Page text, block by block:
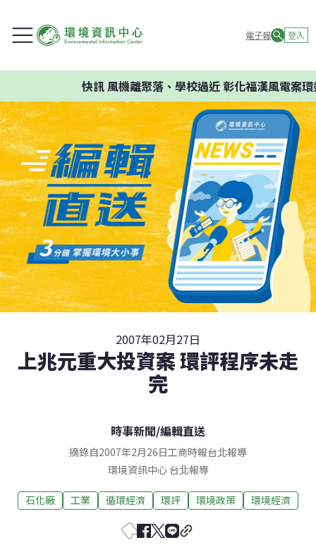
電子報 登入
快訊風機離聚落、學校過近 彰化福漢風電案環
2007年02月27日
上兆元重大投資案 環評程序未走
完
時事新聞/編輯直送
摘錄自2007年2月26日工商時報台北報導
環境資訊中心 台北報導
石化廠 工業 循環經濟 環評 環境政策 環境經濟